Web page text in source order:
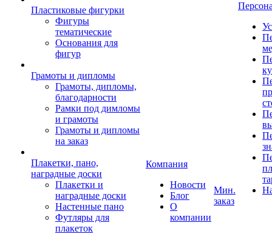
Пластиковые фигурки
Фигуры
тематические
Основания для
фигур
Грамоты и дипломы
Грамоты, дипломы,
благодарности
Рамки под димломы
и грамоты
Грамоты и дипломы
на заказ
Плакетки, пано,
наградные доски
Плакетки и
наградные доски
Настенные пано
Футляры для
плакеток
Компания
Новости
Блог
О
компании
Мин.
заказ